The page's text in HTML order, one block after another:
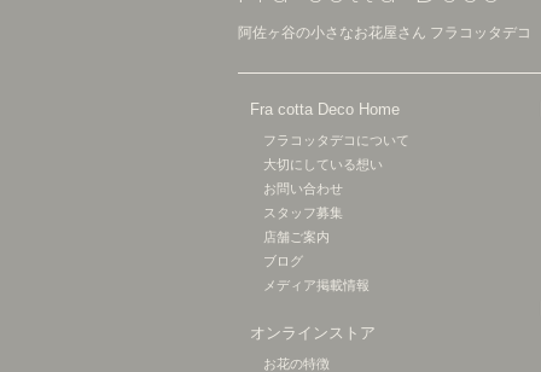
阿佐ヶ谷の小さなお花屋さん フラコッタデコ
Fra cotta Deco Home
フラコッタデコについて
大切にしている想い
お問い合わせ
スタッフ募集
店舗ご案内
ブログ
メディア掲載情報
オンラインストア
お花の特徴